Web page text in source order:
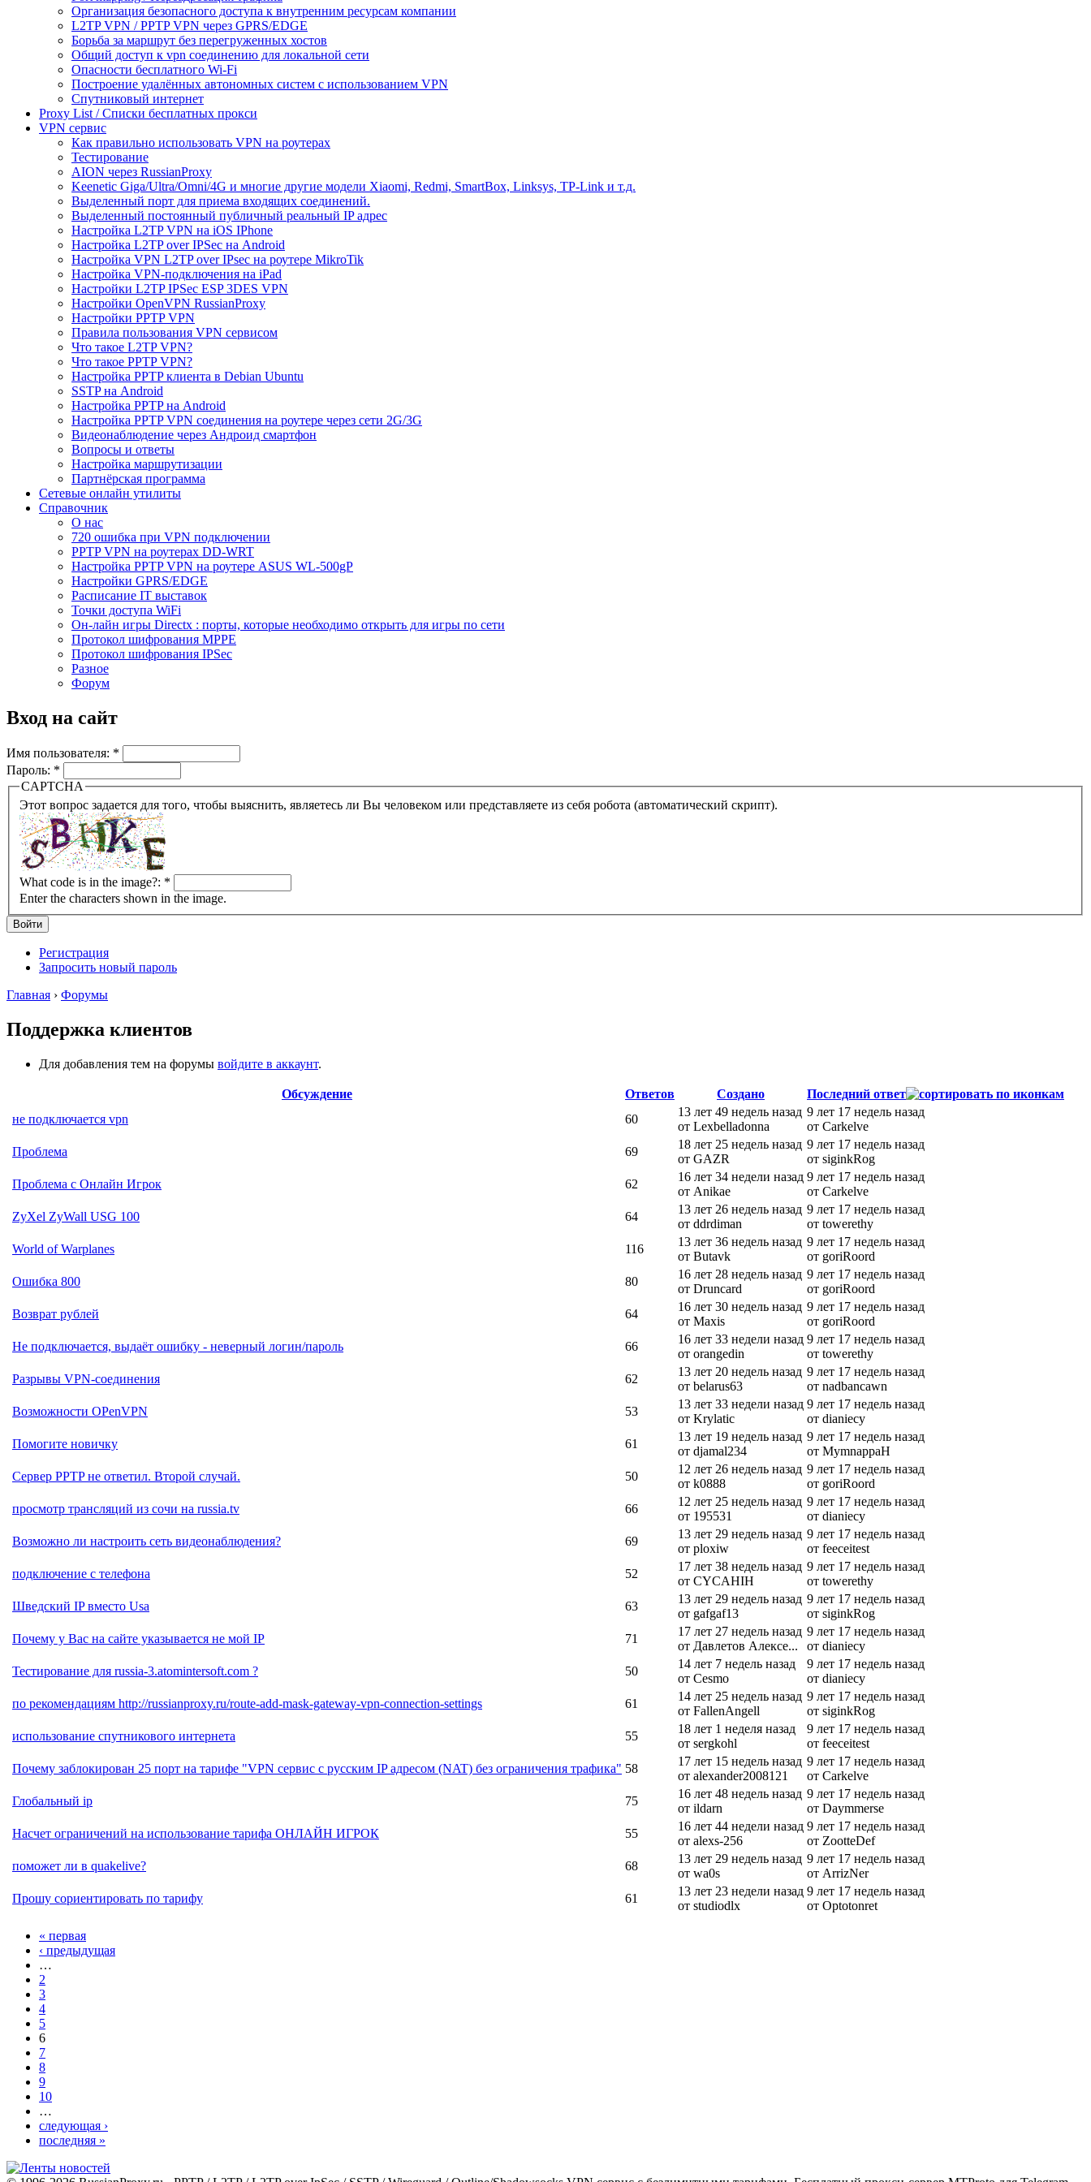
Организация безопасного доступа к внутренним ресурсам компании
L2TP VPN / PPTP VPN через GPRS/EDGE
Борьба за маршрут без перегруженных хостов
Общий доступ к vpn соединению для локальной сети
Опасности бесплатного Wi-Fi
Построение удалённых автономных систем с использованием VPN
Спутниковый интернет
Proxy List / Списки бесплатных прокси
VPN сервис
Как правильно использовать VPN на роутерах
Тестирование
AION через RussianProxy
Keenetic Giga/Ultra/Omni/4G и многие другие модели Xiaomi, Redmi, SmartBox, Linksys, TP-Link и т.д.
Выделенный порт для приема входящих соединений.
Выделенный постоянный публичный реальный IP адрес
Настройка L2TP VPN на iOS IPhone
Настройка L2TP over IPSec на Android
Настройка VPN L2TP over IPsec на роутере MikroTik
Настройка VPN-подключения на iPad
Настройки L2TP IPSec ESP 3DES VPN
Настройки OpenVPN RussianProxy
Настройки PPTP VPN
Правила пользования VPN сервисом
Что такое L2TP VPN?
Что такое PPTP VPN?
Настройка PPTP клиента в Debian Ubuntu
SSTP на Android
Настройка PPTP на Android
Настройка PPTP VPN соединения на роутере через сети 2G/3G
Видеонаблюдение через Андроид смартфон
Вопросы и ответы
Настройка маршрутизации
Партнёрская программа
Сетевые онлайн утилиты
Справочник
О нас
720 ошибка при VPN подключении
PPTP VPN на роутерах DD-WRT
Настройка PPTP VPN на роутере ASUS WL-500gP
Настройки GPRS/EDGE
Расписание IT выставок
Точки доступа WiFi
Он-лайн игры Directx : порты, которые необходимо открыть для игры по сети
Протокол шифрования MPPE
Протокол шифрования IPSec
Разное
Форум
Вход на сайт
Имя пользователя: *
Пароль: *
CAPTCHA
Этот вопрос задается для того, чтобы выяснить, являетесь ли Вы человеком или представляете из себя робота (автоматический скрипт).
What code is in the image?: *
Enter the characters shown in the image.
Регистрация
Запросить новый пароль
Главная › Форумы
Поддержка клиентов
Для добавления тем на форумы войдите в аккаунт.
Обсуждение Ответов Создано
Последний ответ
не подключается vpn
60
13 лет 49 недель назад
от Lexbelladonna
9 лет 17 недель назад
от Carkelve
Проблема
69
18 лет 25 недель назад
от GAZR
9 лет 17 недель назад
от siginkRog
Проблема с Онлайн Игрок
62
16 лет 34 недели назад
от Anikae
9 лет 17 недель назад
от Carkelve
ZyXel ZyWall USG 100
64
13 лет 26 недель назад
от ddrdiman
9 лет 17 недель назад
от towerethy
World of Warplanes
116
13 лет 36 недель назад
от Butavk
9 лет 17 недель назад
от goriRoord
Ошибка 800
80
16 лет 28 недель назад
от Druncard
9 лет 17 недель назад
от goriRoord
Возврат рублей
64
16 лет 30 недель назад
от Maxis
9 лет 17 недель назад
от goriRoord
Не подключается, выдаёт ошибку - неверный логин/пароль
66
16 лет 33 недели назад
от orangedin
9 лет 17 недель назад
от towerethy
Разрывы VPN-соединения
62
13 лет 20 недель назад
от belarus63
9 лет 17 недель назад
от nadbancawn
Возможности OPenVPN
53
13 лет 33 недели назад
от Krylatic
9 лет 17 недель назад
от dianiecy
Помогите новичку
61
13 лет 19 недель назад
от djamal234
9 лет 17 недель назад
от MymnappaH
Сервер PPTP не ответил. Второй случай.
50
12 лет 26 недель назад
от k0888
9 лет 17 недель назад
от goriRoord
просмотр трансляций из сочи на russia.tv
66
12 лет 25 недель назад
от 195531
9 лет 17 недель назад
от dianiecy
Возможно ли настроить сеть видеонаблюдения?
69
13 лет 29 недель назад
от ploxiw
9 лет 17 недель назад
от feeceitest
подключение с телефона
52
17 лет 38 недель назад
от CYCAHIH
9 лет 17 недель назад
от towerethy
Шведский IP вместо Usa
63
13 лет 29 недель назад
от gafgaf13
9 лет 17 недель назад
от siginkRog
Почему у Вас на сайте указывается не мой IP
71
17 лет 27 недель назад
от Давлетов Алексе...
9 лет 17 недель назад
от dianiecy
Тестирование для russia-3.atomintersoft.com ?
50
14 лет 7 недель назад
от Cesmo
9 лет 17 недель назад
от dianiecy
по рекомендациям http://russianproxy.ru/route-add-mask-gateway-vpn-connection-settings
61
14 лет 25 недель назад
от FallenAngell
9 лет 17 недель назад
от siginkRog
использование спутникового интернета
55
18 лет 1 неделя назад
от sergkohl
9 лет 17 недель назад
от feeceitest
Почему заблокирован 25 порт на тарифе "VPN сервис с русским IP адресом (NAT) без ограничения трафика" 58
17 лет 15 недель назад
от alexander2008121
9 лет 17 недель назад
от Carkelve
Глобальный ip
75
16 лет 48 недель назад
от ildarn
9 лет 17 недель назад
от Daymmerse
Насчет ограничений на использование тарифа ОНЛАЙН ИГРОК
55
16 лет 44 недели назад
от alexs-256
9 лет 17 недель назад
от ZootteDef
поможет ли в quakelive?
68
13 лет 29 недель назад
от wa0s
9 лет 17 недель назад
от ArrizNer
Прошу сориентировать по тарифу
61
13 лет 23 недели назад
от studiodlx
9 лет 17 недель назад
от Optotonret
« первая
‹ предыдущая
…
2
3
4
5
6
7
8
9
10
…
следующая ›
последняя »